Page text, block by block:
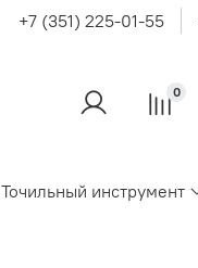
+7 (351) 225-01-55
0
Точильный инструмент